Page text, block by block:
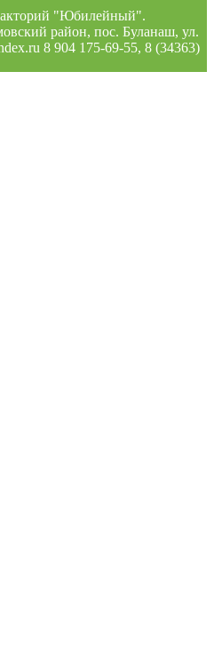
"Юбилейный".
район, пос. Буланаш, ул.
8 904 175-69-55, 8 (34363)